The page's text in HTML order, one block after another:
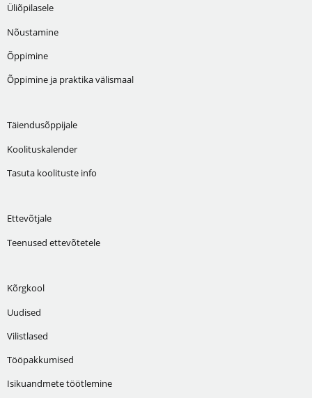
Üliõpilasele
Nõustamine
Õppimine
Õppimine ja praktika välismaal
Täiendusõppijale
Koolituskalender
Tasuta koolituste info
Ettevõtjale
Teenused ettevõtetele
Kõrgkool
Uudised
Vilistlased
Tööpakkumised
Isikuandmete töötlemine